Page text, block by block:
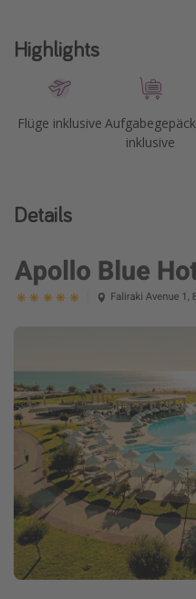
Highlights
Flüge inklusive Aufgabegepäck
inklusive
Details